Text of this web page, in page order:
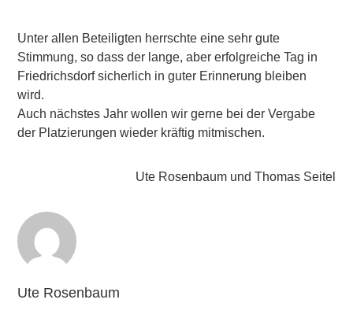
Unter allen Beteiligten herrschte eine sehr gute
Stimmung, so dass der lange, aber erfolgreiche Tag in
Friedrichsdorf sicherlich in guter Erinnerung bleiben
wird.
Auch nächstes Jahr wollen wir gerne bei der Vergabe
der Platzierungen wieder kräftig mitmischen.
Ute Rosenbaum und Thomas Seitel
Ute Rosenbaum